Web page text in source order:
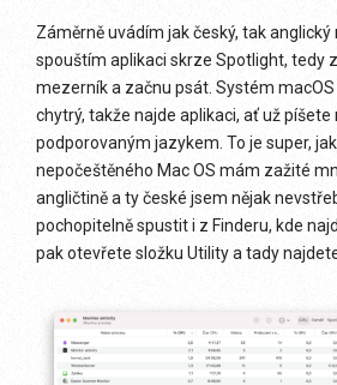
Záměrně uvádím jak český, tak anglický
spouštím aplikaci skrze Spotlight, tedy
mezerník a začnu psát. Systém
chytrý, takže najde aplikaci, ať už
podporovaným jazykem. To je super,
nepočeštěného Mac OS mám zažité
angličtině a ty české jsem nějak
pochopitelně spustit i z Finderu, kde
pak otevřete složku Utility a tady